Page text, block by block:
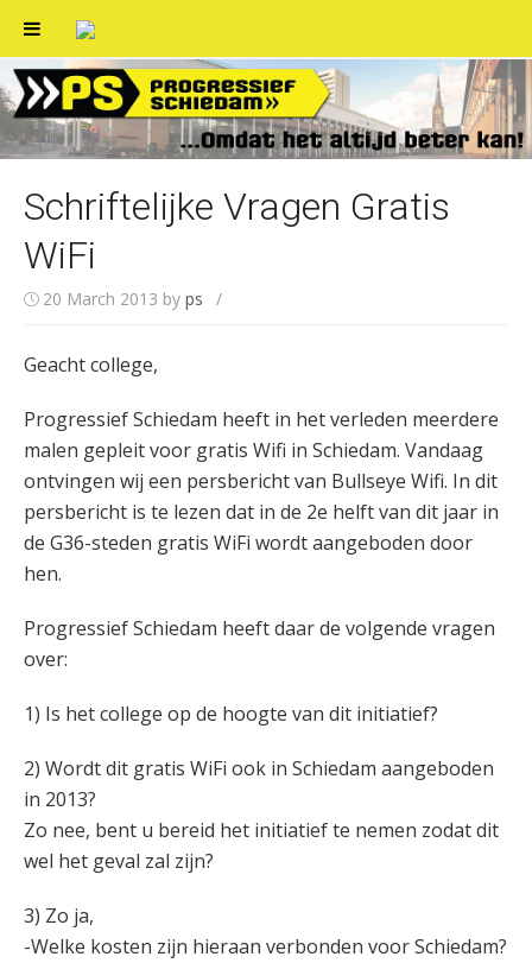
Skip
to
content
Schriftelijke Vragen Gratis
WiFi
20 March 2013 by ps /
Geacht college,
Progressief Schiedam heeft in het verleden meerdere
malen gepleit voor gratis Wifi in Schiedam. Vandaag
ontvingen wij een persbericht van Bullseye Wifi. In dit
persbericht is te lezen dat in de 2e helft van dit jaar in
de G36-steden gratis WiFi wordt aangeboden door
hen.
Progressief Schiedam heeft daar de volgende vragen
over:
1) Is het college op de hoogte van dit initiatief?
2) Wordt dit gratis WiFi ook in Schiedam aangeboden
in 2013?
Zo nee, bent u bereid het initiatief te nemen zodat dit
wel het geval zal zijn?
3) Zo ja,
-Welke kosten zijn hieraan verbonden voor Schiedam?